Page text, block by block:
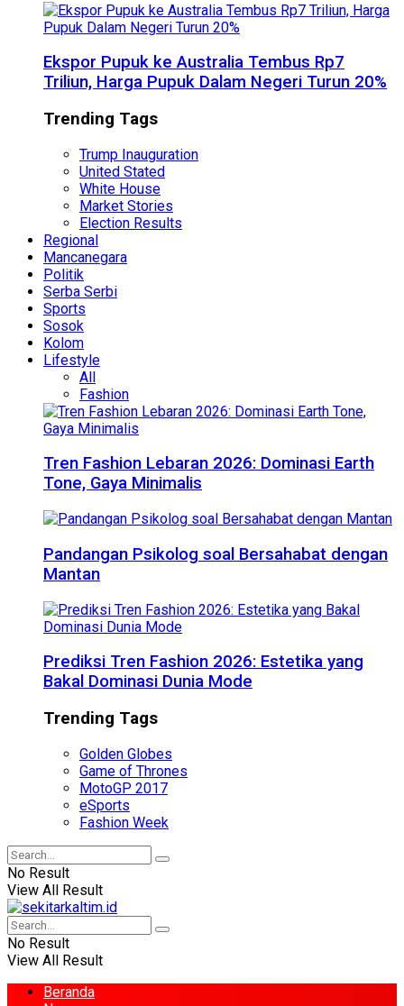
Ekspor Pupuk ke Australia Tembus Rp7
Triliun, Harga Pupuk Dalam Negeri Turun 20%
Trending Tags
Trump Inauguration
United Stated
White House
Market Stories
Election Results
Regional
Mancanegara
Politik
Serba Serbi
Sports
Sosok
Kolom
Lifestyle
All
Fashion
Tren Fashion Lebaran 2026: Dominasi Earth
Tone, Gaya Minimalis
Pandangan Psikolog soal Bersahabat dengan
Mantan
Prediksi Tren Fashion 2026: Estetika yang
Bakal Dominasi Dunia Mode
Trending Tags
Golden Globes
Game of Thrones
MotoGP 2017
eSports
Fashion Week
No Result
View All Result
No Result
View All Result
Beranda